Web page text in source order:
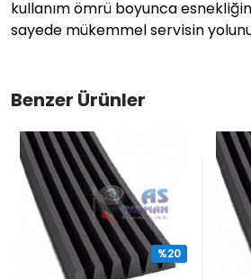
kullanım ömrü boyunca
sayede mükemmel servisin
Benzer Ürünler
%20